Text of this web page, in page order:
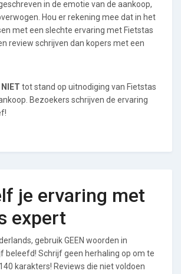
in de emotie van de aankoop,
Hou er rekening mee dat in het
met een slechte ervaring met Fietstas
review schrijven dan kopers met een
NIET tot stand op uitnodiging van Fietstas
Bezoekers schrijven de ervaring
je ervaring met
expert
gebruik GEEN woorden in
beleefd! Schrijf geen herhaling op om te
karakters! Reviews die niet voldoen